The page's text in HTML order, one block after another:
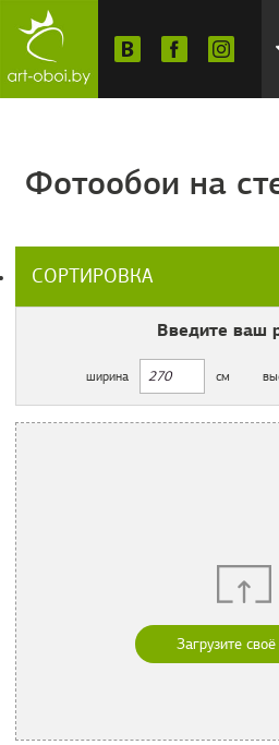
Фотообои на
СОРТИРОВКА
Введите ваш
ширина см
Загрузите